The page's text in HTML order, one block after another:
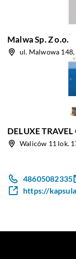
Malwa Sp. Z o.o.
ul. Malwowa
DELUXE TRAVEL
Waliców 11 lok.
48605082335
https://